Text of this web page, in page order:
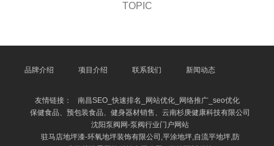
TOPIC
品牌介绍 项目介绍 联系我们 新闻动态
友情链接：
南昌SEO_快速排名_网站优化_网络推广_seo优化
保健食品、预包装食品、健身器材销售、云南杉庚健康科技有限公司
沈阳泵阀网-泵阀行业门户网站
驻马店地坪漆-环氧地坪装饰有限公司,平涂地坪,自流平地坪,防